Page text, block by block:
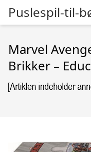
Puslespil-til-
Marvel
Brikker –